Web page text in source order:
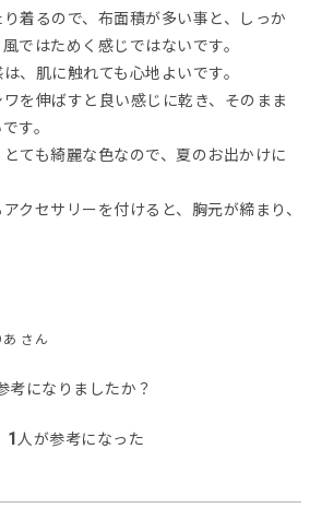
着るので、布面積が多い事と、しっか
ではためく感じではないです。
、肌に触れても心地よいです。
を伸ばすと良い感じに乾き、そのまま
す。
ても綺麗な色なので、夏のお出かけに
クセサリーを付けると、胸元が締まり、
さん
考になりましたか？
1 人が参考になった